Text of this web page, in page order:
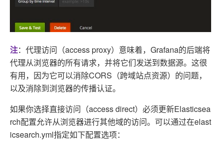
注：代理访问（access proxy）意味着，Grafana的后端将
代理从浏览器的所有请求，并将它们发送到数据源。这很
有用，因为它可以消除CORS（跨域站点资源）的问题，
以及消除到浏览器的传播认证。
如果你选择直接访问（access direct）必须更新Elasticsea
rch配置允许从浏览器进行其他域的访问。可以通过在elast
icsearch.yml指定如下配置选项：